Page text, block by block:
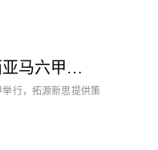
奥克斯安装工培训会在马来西亚马六甲圆满举行
行，拓源新思提供策